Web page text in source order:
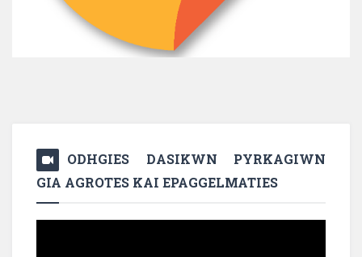
ODHGIES DASIKWN PYRKAGIWN
GIA AGROTES KAI EPAGGELMATIES